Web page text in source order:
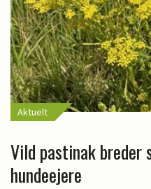
Aktuelt
Vild pastinak breder
hundeejere